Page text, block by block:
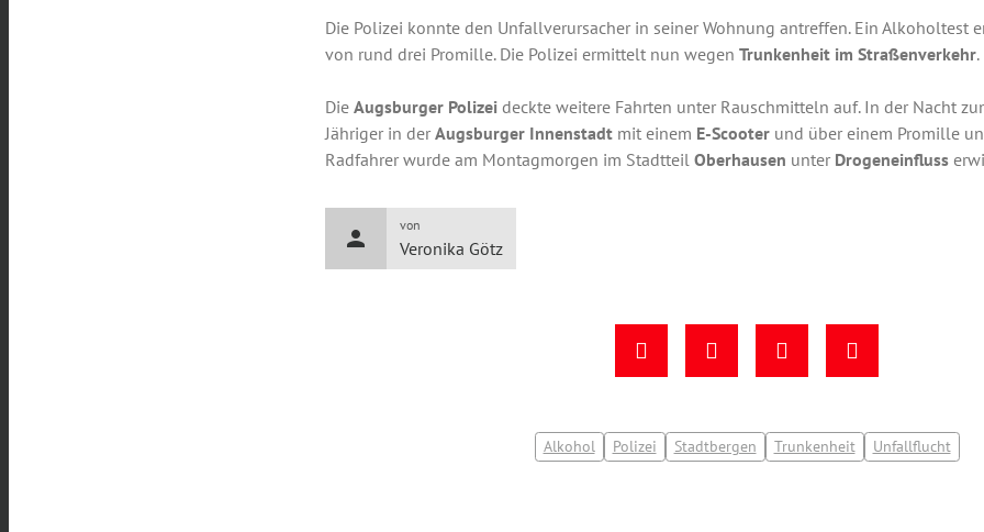
Die Polizei konnte den Unfallverursacher in seiner Wohnung antreffen. Ein Alkoholtest
von rund drei Promille. Die Polizei ermittelt nun wegen Trunkenheit im Straßenverkehr.
Die Augsburger Polizei deckte weitere Fahrten unter Rauschmitteln auf. In der Nacht
Jähriger in der Augsburger Innenstadt mit einem E-Scooter und über einem Promille
Radfahrer wurde am Montagmorgen im Stadtteil Oberhausen unter Drogeneinfluss
person
von
Veronika Götz
Alkohol Polizei Stadtbergen Trunkenheit Unfallflucht